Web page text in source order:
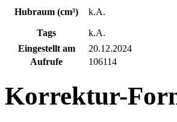
Hubraum (cm³)
k.A.
Tags
k.A.
Eingestellt am
20.12.2024
Aufrufe
106114
Korrektur-